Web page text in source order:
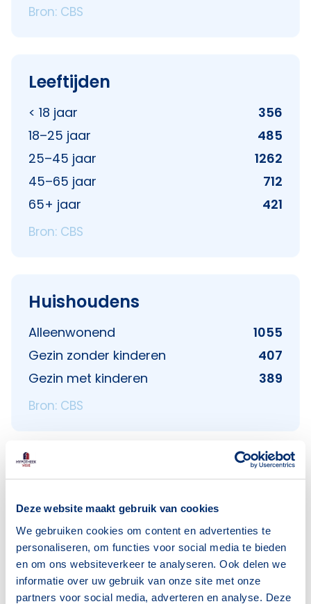
Deze website maakt gebruik van cookies
We gebruiken cookies om content en advertenties te
personaliseren, om functies voor social media te bieden
en om ons websiteverkeer te analyseren. Ook delen we
informatie over uw gebruik van onze site met onze
partners voor social media, adverteren en analyse. Deze
Bron: CBS
Leeftijden
< 18 jaar
356
18–25 jaar
485
25–45 jaar
1262
45–65 jaar
712
65+ jaar
421
Bron: CBS
Huishoudens
Alleenwonend
1055
Gezin zonder kinderen
407
Gezin met kinderen
389
Bron: CBS
Voorzieningen in Lakerlopen
Deze wijk heeft het allemaal voor je. Zo vind je
er: